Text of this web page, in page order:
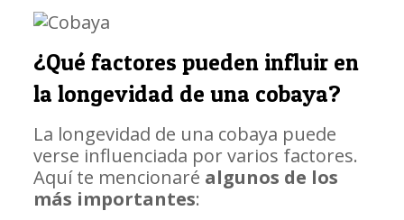
¿Qué factores pueden influir en
la longevidad de una cobaya?
La longevidad de una cobaya puede
verse influenciada por varios factores.
Aquí te mencionaré algunos de los
más importantes: